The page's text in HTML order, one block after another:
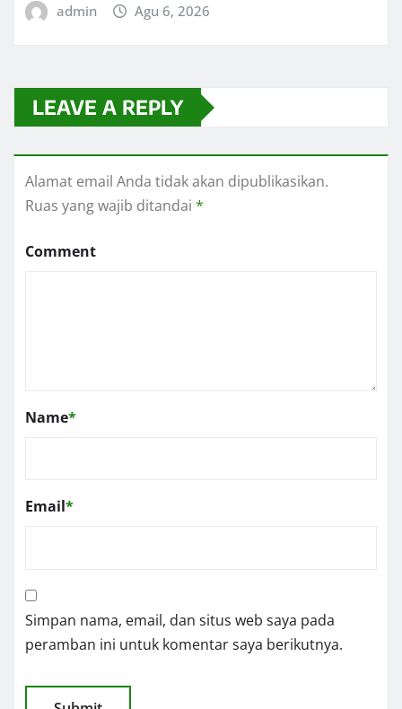
admin Agu 6, 2026
LEAVE A REPLY
Alamat email Anda tidak akan dipublikasikan.
Ruas yang wajib ditandai *
Comment
Name*
Email*
Simpan nama, email, dan situs web saya pada
peramban ini untuk komentar saya berikutnya.